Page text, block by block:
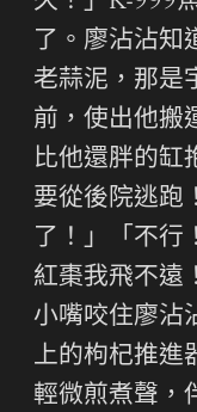
了。廖沾沾知
老蒜泥，那是
前，使出他搬
比他還胖的缸
要從後院逃跑
了！」「不行
紅棗我飛不遠
小嘴咬住廖沾
上的枸杞推進
輕微煎煮聲，